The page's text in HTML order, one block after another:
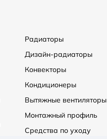
Радиаторы
Дизайн-радиаторы
Конвекторы
Кондиционеры
Вытяжные вентиляторы
Монтажный профиль
Средства по уходу